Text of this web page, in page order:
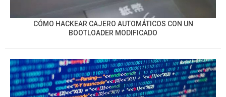
CÓMO HACKEAR CAJERO AUTOMÁTICOS CON UN
BOOTLOADER MODIFICADO